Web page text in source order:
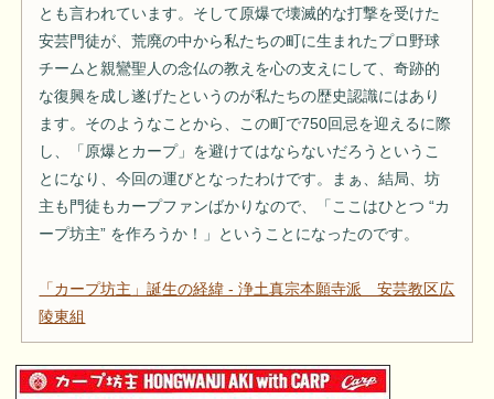
とも言われています。そして原爆で壊滅的な打撃を受けた
安芸門徒が、荒廃の中から私たちの町に生まれたプロ野球
チームと親鸞聖人の念仏の教えを心の支えにして、奇跡的
な復興を成し遂げたというのが私たちの歴史認識にはあり
ます。そのようなことから、この町で750回忌を迎えるに際
し、「原爆とカープ」を避けてはならないだろうというこ
とになり、今回の運びとなったわけです。まぁ、結局、坊
主も門徒もカープファンばかりなので、「ここはひとつ “カ
ープ坊主” を作ろうか！」ということになったのです。
「カープ坊主」誕生の経緯 - 浄土真宗本願寺派 安芸教区広
陵東組